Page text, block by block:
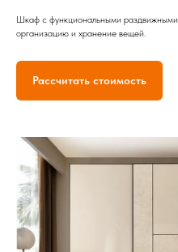
Шкаф с функциональными
организацию и хранение вещей.
Рассчитать стоимость